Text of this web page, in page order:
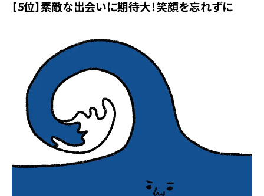
【5位】素敵な出会いに期待大！笑顔を忘れずに